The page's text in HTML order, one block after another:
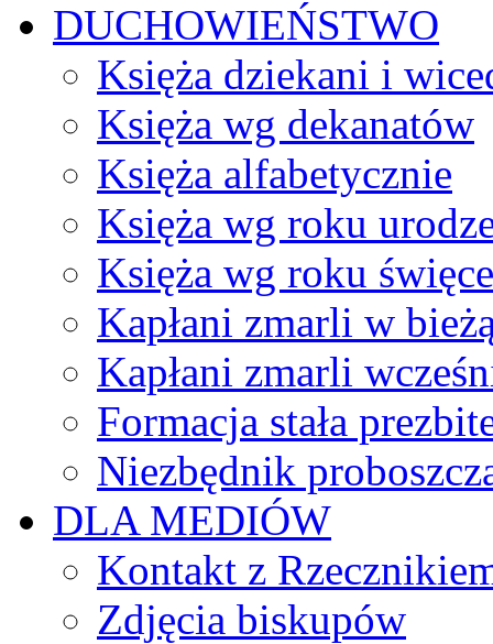
DUCHOWIEŃSTWO
Księża dziekani i
Księża wg dekanatów
Księża alfabetycznie
Księża wg roku
Księża wg roku
Kapłani zmarli w
Kapłani zmarli
Formacja stała
Niezbędnik
DLA MEDIÓW
Kontakt z
Zdjęcia biskupów